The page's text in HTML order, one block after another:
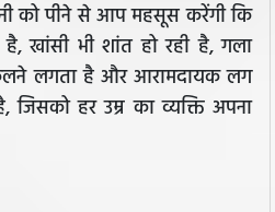
को पीने से आप महसूस करेंगी कि
खांसी भी शांत हो रही है, गला
लगता है और आरामदायक लग
हर उम्र का व्यक्ति अपना